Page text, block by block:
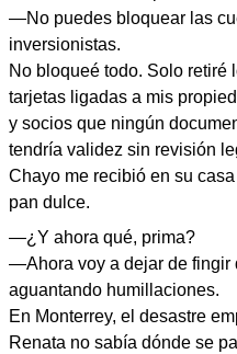
—No puedes bloquear las
inversionistas.
No bloqueé todo. Solo retiré
tarjetas ligadas a mis
y socios que ningún
tendría validez sin revisión
Chayo me recibió en su
pan dulce.
—¿Y ahora qué, prima?
—Ahora voy a dejar de fingir
aguantando humillaciones.
En Monterrey, el desastre
Renata no sabía dónde se